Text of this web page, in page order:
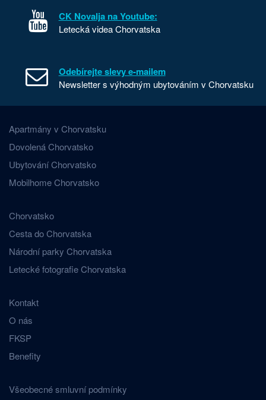
CK Novalja na Youtube:
Letecká videa Chorvatska
Odebírejte slevy e-mailem
Newsletter s výhodným ubytováním v Chorvatsku
Apartmány v Chorvatsku
Dovolená Chorvatsko
Ubytování Chorvatsko
Mobilhome Chorvatsko
Chorvatsko
Cesta do Chorvatska
Národní parky Chorvatska
Letecké fotografie Chorvatska
Kontakt
O nás
FKSP
Benefity
Všeobecné smluvní podmínky